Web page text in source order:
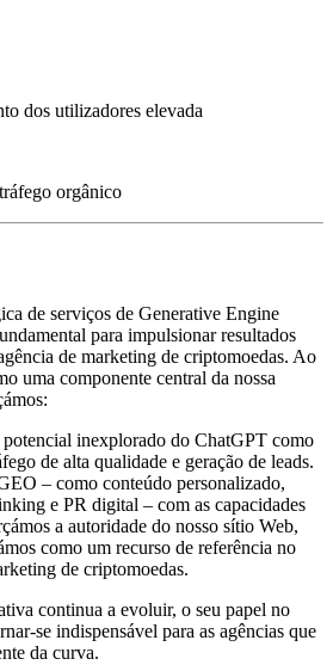
dos utilizadores elevada
orgânico
de serviços de Generative Engine
para impulsionar resultados
de marketing de criptomoedas. Ao
uma componente central da nossa
potencial inexplorado do ChatGPT como
de alta qualidade e geração de leads.
– como conteúdo personalizado,
e PR digital – com as capacidades
a autoridade do nosso sítio Web,
como um recurso de referência no
de criptomoedas.
continua a evoluir, o seu papel no
se indispensável para as agências que
da curva.